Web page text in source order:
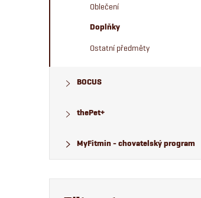
l
Oblečení
Doplňky
Ostatní předměty
BOCUS
thePet+
MyFitmin - chovatelský program